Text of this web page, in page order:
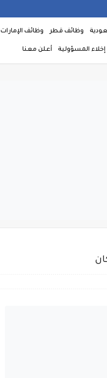
وظائف قطر وظائف الإمارات
إخلاء المسؤولية أعلن معنا